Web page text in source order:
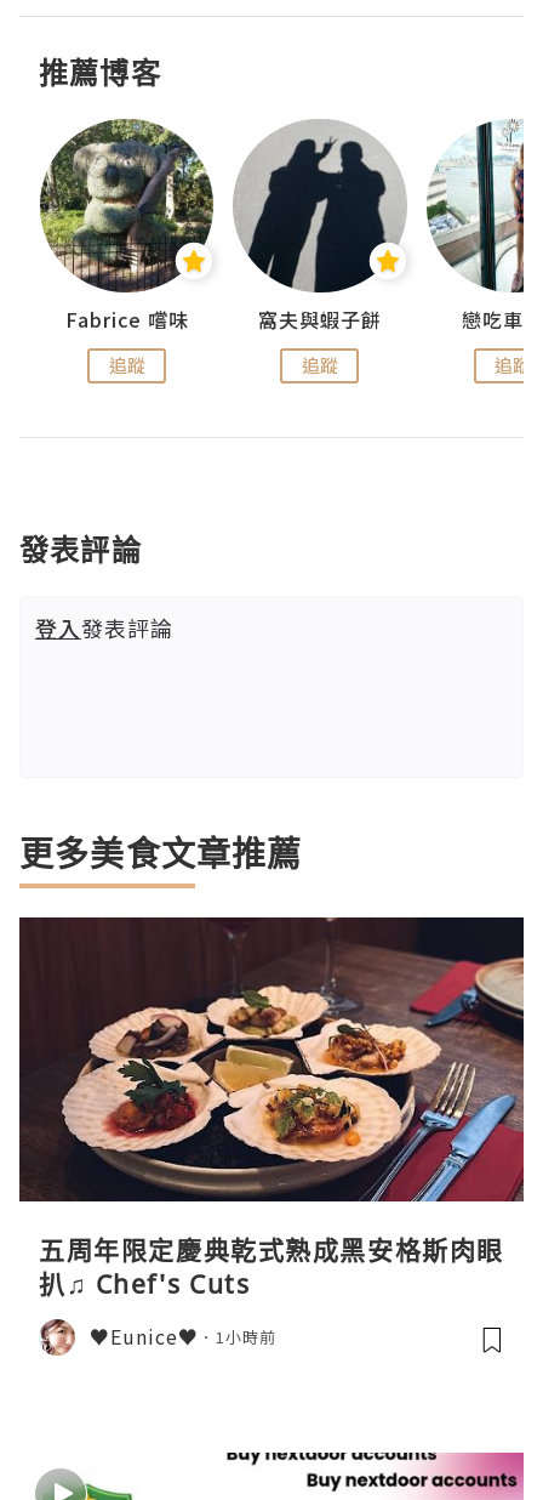
推薦博客
Fabrice 嚐味
追蹤
窩夫與蝦子餅
追蹤
戀吃車
追蹤
發表評論
登入發表評論
更多美食文章推薦
五周年限定慶典乾式熟成黑安格斯肉眼
扒♫ Chef's Cuts
♥Eunice♥ 1小時前